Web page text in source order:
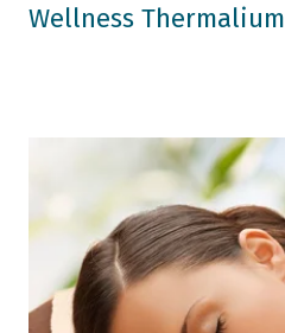
Wellness Thermalium